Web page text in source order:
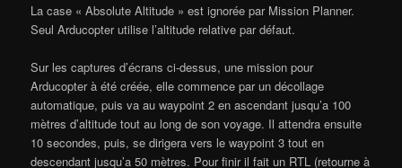
La case « Absolute Altitude » est ignorée par Mission Planner.
Seul Arducopter utilise l’altitude relative par défaut.
Sur les captures d’écrans ci-dessus, une mission pour
Arducopter à été créée, elle commence par un décollage
automatique, puis va au waypoint 2 en ascendant jusqu’a 100
mètres d’altitude tout au long de son voyage. Il attendra ensuite
10 secondes, puis, se dirigera vers le waypoint 3 tout en
descendant jusqu’a 50 mètres. Pour finir il fait un RTL (retourne à